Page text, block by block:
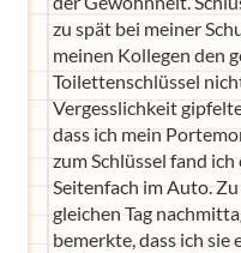
zu spät bei meiner
meinen Kollegen den
Toilettenschlüssel
Vergesslichkeit
dass ich mein
zum Schlüssel fand
Seitenfach im Auto.
gleichen Tag
bemerkte, dass ich